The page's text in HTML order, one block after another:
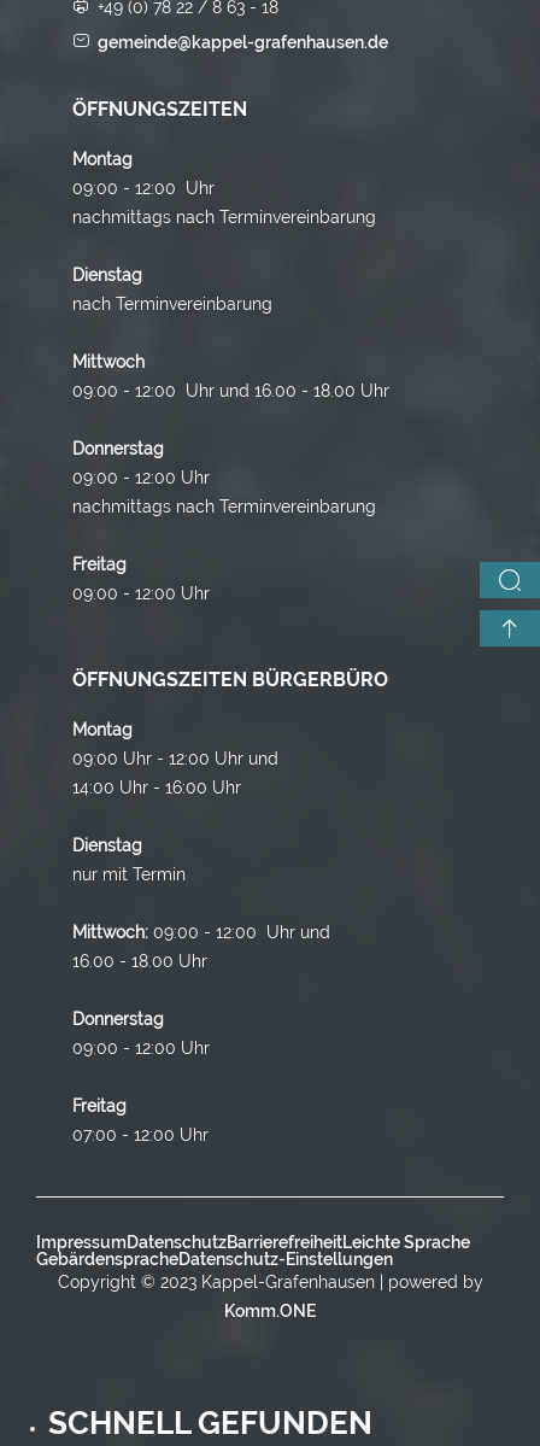
+49 (0) 78 22 / 8 63 - 18
gemeinde@kappel-grafenhausen.de
ÖFFNUNGSZEITEN
Montag
09:00 - 12:00 Uhr
nachmittags nach Terminvereinbarung
Dienstag
nach Terminvereinbarung
Mittwoch
09:00 - 12:00 Uhr und 16.00 - 18.00 Uhr
Donnerstag
09:00 - 12:00 Uhr
nachmittags nach Terminvereinbarung
Freitag
09:00 - 12:00 Uhr
ÖFFNUNGSZEITEN BÜRGERBÜRO
Montag
09:00 Uhr - 12:00 Uhr und
14:00 Uhr - 16:00 Uhr
Dienstag
nur mit Termin
Mittwoch: 09:00 - 12:00 Uhr und
16.00 - 18.00 Uhr
Donnerstag
09:00 - 12:00 Uhr
Freitag
07:00 - 12:00 Uhr
ImpressumDatenschutzBarrierefreiheitLeichte Sprache
GebärdenspracheDatenschutz-Einstellungen
Copyright © 2023 Kappel-Grafenhausen | powered by
Komm.ONE
SCHNELL GEFUNDEN